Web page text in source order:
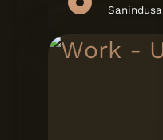
Sanindusa